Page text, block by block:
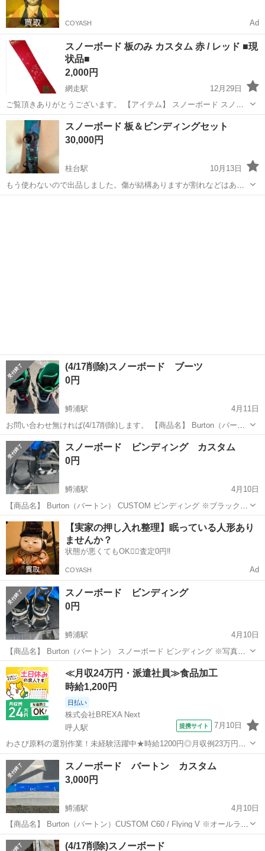
COYASH Ad
スノーボード 板のみ カスタム 赤 / レッド ■現
状品■
2,000円
網走駅
12月29日
ご覧頂きありがとうございます。 【アイテム】 スノーボード スノボ
板のみ 【ボードサイズ】 約140cm ※素人スケール採寸となります。
【カラー】 赤 / レッド 【詳細】 ・タイプフリースタイル ・形状キ
ャンバ...
北海道 網走市 網走駅 スノーボード 現状
スノーボード 板＆ビンディングセット
30,000円
桂台駅
10月13日
もう使わないので出品しました。傷が結構ありますが割れなどはあり
ません、まだまだご使用できます。写真にもありますがサイズが
(4/17削除)スノーボード ブーツ
0円
鱒浦駅
4月11日
お問い合わせ無ければ(4/17削除)します。 【商品名】 Burton（バート
ン） RULER ASIAN FIT スノーボードブーツ サイズ：US 11 / JPN
29cm 【状態】 ・全体的に使用感あり ・外側の生地...
北海道 網走市 鱒浦駅 スノーボード Burton
スノーボード ビンディング カスタム
0円
鱒浦駅
4月10日
【商品名】 Burton（バートン） CUSTOM ビンディング ※ブラックモ
デル／扱いやすい定番シリーズ サイズ Large 【状態】 ・全体的に使用
感あり ・ストラップ・ラチェット動作は問題なし ・ハイバックにス
レ、小キ...
北海道 網走市 鱒浦駅 スノーボード Burton
【実家の押し入れ整理】眠っている人形あり
ませんか？
状態が悪くてもOK🙆‍♀️査定0円‼️
COYASH Ad
スノーボード ビンディング
0円
鱒浦駅
4月10日
【商品名】 Burton（バートン） スノーボード ビンディング ※写真の
モデル（黒×白×ゴールド系） 【状態】 ・全体的に使用感あり ・スト
ラップ、ラチェット動作は問題なし ・ハイバックに軽いスレあり ・フ
ットベッドの汚...
北海道 網走市 鱒浦駅 スノーボード ビンディング
≪月収24万円・派遣社員≫食品加工
時給1,200円
日払い
株式会社BREXA Next
呼人駅
提携サイト 7月10日
わさび原料の選別作業！未経験活躍中★時給1200円◎月収例23万円以
上！日払い制度あり★マイカー通勤可＆無料駐車場あり！作業着無償
貸与◎《北海道網走市》 人気の工場のお仕事 ◇わさび原料の選別作業
◇ わさび原料の選別作業...
北海道 網走市 呼人駅 その他
スノーボード バートン カスタム
3,000円
鱒浦駅
4月10日
【商品名】 Burton（バートン）CUSTOM C60 / Flying V ※オールラウ
ンドに使える人気モデル 【サイズ】 表記：60 ※一般的には156〜
160cmクラスの方向けモデルです。 【状態】 ・トップシー...
北海道 網走市 鱒浦駅 スノーボード
(4/17削除)スノーボード